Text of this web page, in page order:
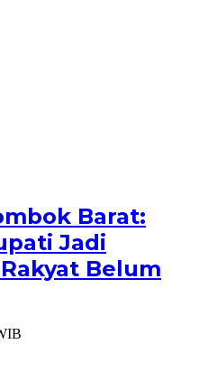
Barat:
Jadi
Belum